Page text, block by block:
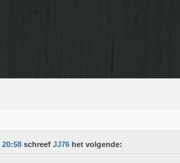
schreef JJ76 het volgende: